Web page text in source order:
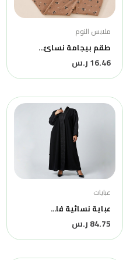
ملابس النوم
طقم بيجامة نسائ...
16.46 ر.س
عبايات
عباية نسائية فا...
84.75 ر.س